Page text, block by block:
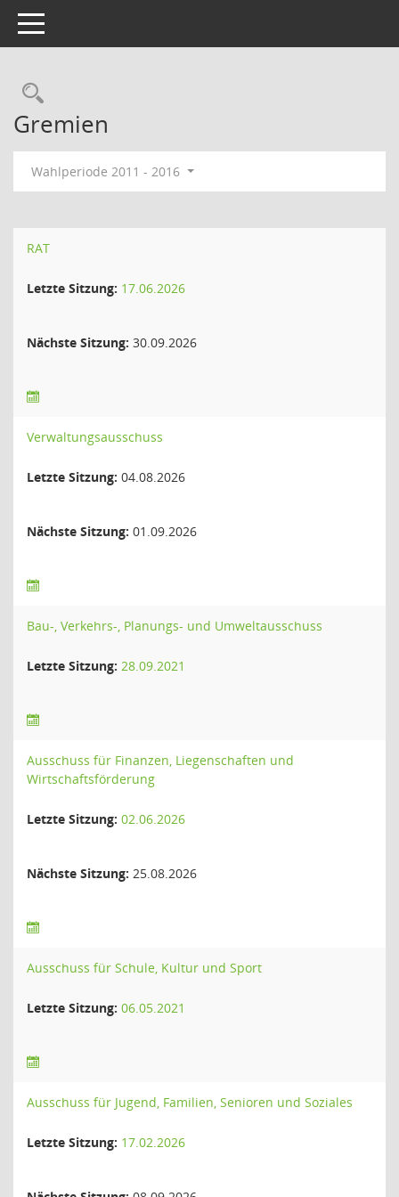
Toggle navigation
Rechercheauswahl
Gremien
Wahlperiode 2011 - 2016
RAT
Letzte Sitzung: 17.06.2026
Nächste Sitzung: 30.09.2026
Verwaltungsausschuss
Letzte Sitzung: 04.08.2026
Nächste Sitzung: 01.09.2026
Bau-, Verkehrs-, Planungs- und Umweltausschuss
Letzte Sitzung: 28.09.2021
Ausschuss für Finanzen, Liegenschaften und
Wirtschaftsförderung
Letzte Sitzung: 02.06.2026
Nächste Sitzung: 25.08.2026
Ausschuss für Schule, Kultur und Sport
Letzte Sitzung: 06.05.2021
Ausschuss für Jugend, Familien, Senioren und Soziales
Letzte Sitzung: 17.02.2026